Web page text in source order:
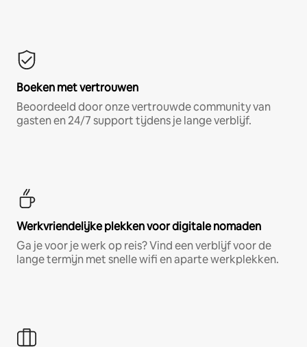
Boeken met vertrouwen
Beoordeeld door onze vertrouwde community van
gasten en 24/7 support tijdens je lange verblijf.
Werkvriendelijke plekken voor digitale nomaden
Ga je voor je werk op reis? Vind een verblijf voor de
lange termijn met snelle wifi en aparte werkplekken.